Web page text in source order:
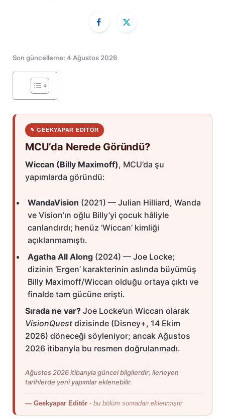
Son güncelleme: 4 Ağustos 2026
✎ GEEKYAPAR EDITÖR
MCU’da Nerede Göründü?
Wiccan (Billy Maximoff), MCU’da şu
yapımlarda göründü:
WandaVision (2021) — Julian Hilliard, Wanda
ve Vision’ın oğlu Billy’yi çocuk hâliyle
canlandırdı; henüz ‘Wiccan’ kimliği
açıklanmamıştı.
Agatha All Along (2024) — Joe Locke;
dizinin ‘Ergen’ karakterinin aslında büyümüş
Billy Maximoff/Wiccan olduğu ortaya çıktı ve
finalde tam gücüne erişti.
Sırada ne var? Joe Locke’un Wiccan olarak
VisionQuest dizisinde (Disney+, 14 Ekim
2026) döneceği söyleniyor; ancak Ağustos
2026 itibarıyla bu resmen doğrulanmadı.
Ağustos 2026 itibarıyla güncel bilgilerdir; ilerleyen
tarihlerde yeni yapımlar eklenebilir.
— Geekyapar Editör · bu bölüm sonradan eklenmiştir